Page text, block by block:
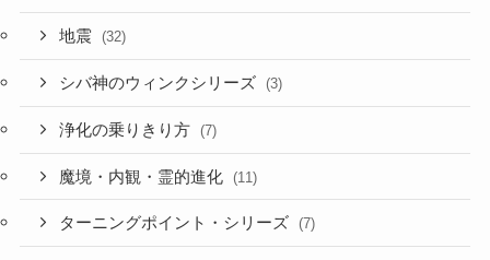
地震 (32)
シバ神のウィンクシリーズ (3)
浄化の乗りきり方 (7)
魔境・内観・霊的進化 (11)
ターニングポイント・シリーズ (7)